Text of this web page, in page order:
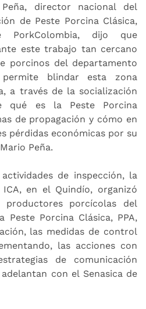
director nacional del
de Peste Porcina Clásica,
dijo que
este trabajo tan cercano
porcinos del departamento
blindar esta zona
a través de la socialización
qué es la Peste Porcina
de propagación y cómo en
pérdidas económicas por su
Peña.
de inspección, la
en el Quindío, organizó
productores porcícolas del
Peste Porcina Clásica, PPA,
las medidas de control
las acciones con
de comunicación
con el Senasica de